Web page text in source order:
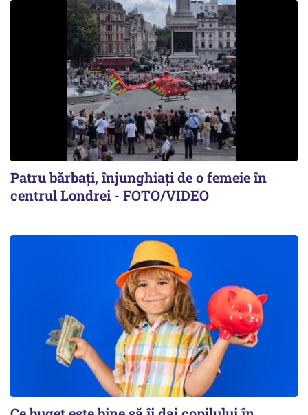
Patru bărbați, înjunghiați de o femeie în
centrul Londrei - FOTO/VIDEO